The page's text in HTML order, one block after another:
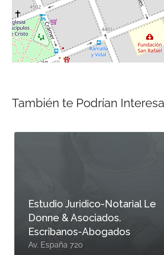
También te Podrían
Estudio Juridico-Notarial Le
Donne & Asociados.
Escribanos-Abogados
Av. España 720